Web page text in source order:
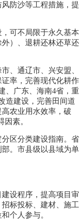
防沙等工程措施，提
可不局限于永久基本
）、退耕还林还草还
、通辽市、兴安盟、
率，完善现代化耕作
、广东、海南4省，重
造建设，完善田间道
农业用水效率，破
素。
区分类建设指南。省
。市县级以县域为单
设程序，提高项目审
标投标、建材、施工
个人参与。